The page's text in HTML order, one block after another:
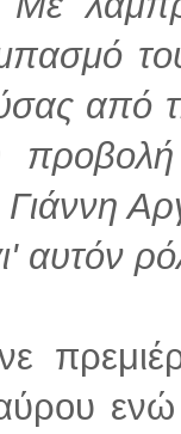
από
αυτόν